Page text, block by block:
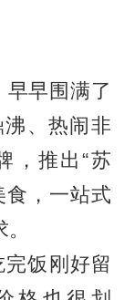
早围满了
、热闹非
，推出“苏
食，一站式
完饭刚好留